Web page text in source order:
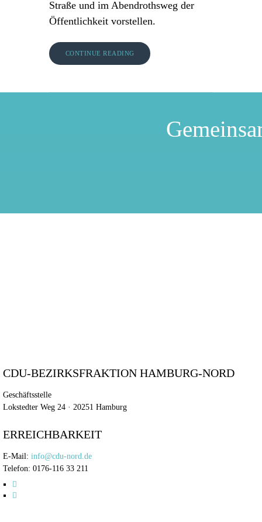
Straße und im Abendrothsweg der
Öffentlichkeit vorstellen.
CONTINUE READING
CDU-BEZIRKSFRAKTION HAMBURG-NORD
Geschäftsstelle
Lokstedter Weg 24 · 20251 Hamburg
ERREICHBARKEIT
E-Mail: info@cdu-nord.de
Telefon: 0176-116 33 211